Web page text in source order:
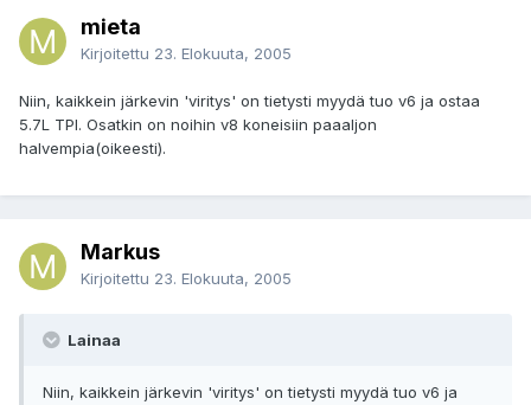
mieta
Kirjoitettu 23. Elokuuta, 2005
Niin, kaikkein järkevin 'viritys' on tietysti myydä tuo v6 ja ostaa
5.7L TPI. Osatkin on noihin v8 koneisiin paaaljon
halvempia(oikeesti).
Markus
Kirjoitettu 23. Elokuuta, 2005
Lainaa
Niin, kaikkein järkevin 'viritys' on tietysti myydä tuo v6 ja